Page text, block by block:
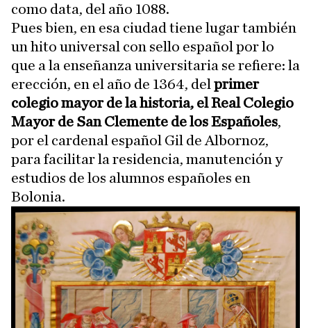
como data, del año 1088.
Pues bien, en esa ciudad tiene lugar también
un hito universal con sello español por lo
que a la enseñanza universitaria se refiere: la
erección, en el año de 1364, del primer
colegio mayor de la historia, el Real Colegio
Mayor de San Clemente de los Españoles,
por el cardenal español Gil de Albornoz,
para facilitar la residencia, manutención y
estudios de los alumnos españoles en
Bolonia.